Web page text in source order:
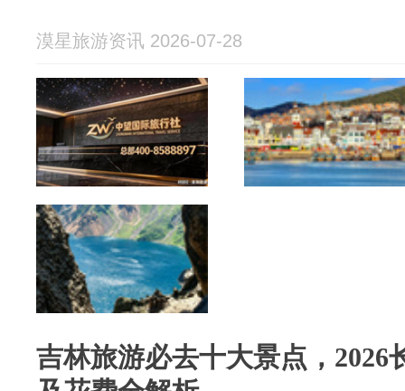
漠星旅游资讯 2026-07-28
吉林旅游必去十大景点，2026